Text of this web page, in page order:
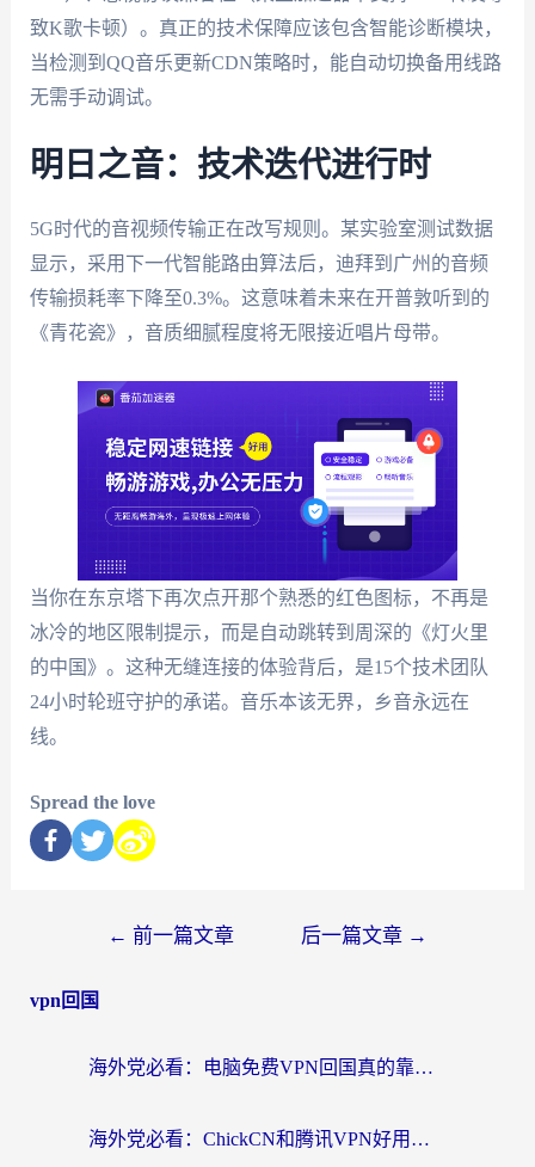
致K歌卡顿）。真正的技术保障应该包含智能诊断模块，
当检测到QQ音乐更新CDN策略时，能自动切换备用线路
无需手动调试。
明日之音：技术迭代进行时
5G时代的音视频传输正在改写规则。某实验室测试数据
显示，采用下一代智能路由算法后，迪拜到广州的音频
传输损耗率下降至0.3%。这意味着未来在开普敦听到的
《青花瓷》，音质细腻程度将无限接近唱片母带。
当你在东京塔下再次点开那个熟悉的红色图标，不再是
冰冷的地区限制提示，而是自动跳转到周深的《灯火里
的中国》。这种无缝连接的体验背后，是15个技术团队
24小时轮班守护的承诺。音乐本该无界，乡音永远在
线。
Spread the love
← 前一篇文章 后一篇文章 →
vpn回国
海外党必看：电脑免费VPN回国真的靠谱吗？附实测对比与最优方案指南
海外党必看：ChickCN和腾讯VPN好用吗？3招选对回国加速器，告别地区限制